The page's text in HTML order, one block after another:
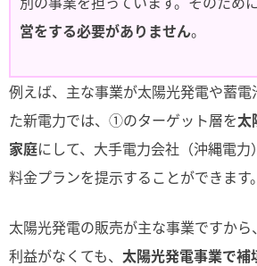
営をする必要がありません。
例えば、主な事業が太陽光発電や蓄電
た新電力では、①のターゲット層を太
家庭にして、大手電力会社（沖縄電力
料金プランを提示することができます。
太陽光発電の販売が主な事業ですから
利益がなくても、 太陽光発電事業で補